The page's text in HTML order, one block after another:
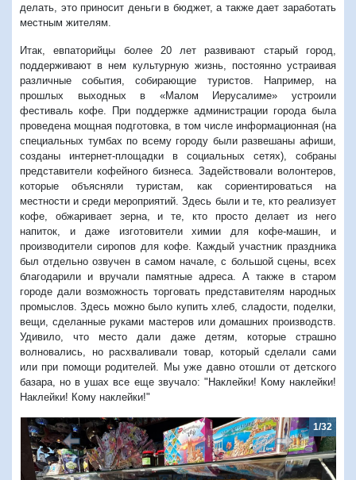
делать, это приносит деньги в бюджет, а также дает заработать
местным жителям.
Итак, евпаторийцы более 20 лет развивают старый город,
поддерживают в нем культурную жизнь, постоянно устраивая
различные события, собирающие туристов. Например, на
прошлых выходных в «Малом Иерусалиме» устроили
фестиваль кофе. При поддержке администрации города была
проведена мощная подготовка, в том числе информационная (на
специальных тумбах по всему городу были развешаны афиши,
созданы интернет-площадки в социальных сетях), собраны
представители кофейного бизнеса. Задействовали волонтеров,
которые объясняли туристам, как сориентироваться на
местности и среди мероприятий. Здесь были и те, кто реализует
кофе, обжаривает зерна, и те, кто просто делает из него
напиток, и даже изготовители химии для кофе-машин, и
производители сиропов для кофе. Каждый участник праздника
был отдельно озвучен в самом начале, с большой сцены, всех
благодарили и вручали памятные адреса. А также в старом
городе дали возможность торговать представителям народных
промыслов. Здесь можно было купить хлеб, сладости, поделки,
вещи, сделанные руками мастеров или домашних производств.
Удивило, что место дали даже детям, которые страшно
волновались, но расхваливали товар, который сделали сами
или при помощи родителей. Мы уже давно отошли от детского
базара, но в ушах все еще звучало: "Наклейки! Кому наклейки!
Наклейки! Кому наклейки!"
1/32